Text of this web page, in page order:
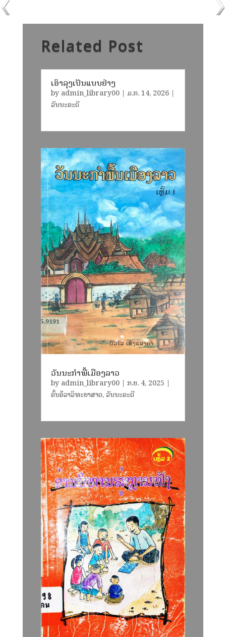
Related Post
ເອົາລຸງເປັນແບບຢ່າງ
by admin_library00| ມ.ກ. 14, 2026|
ວັນນະຄະດີ
ວັນນະກຳພື້ເມືອງລາວ
by admin_library00| ກ.ຍ. 4, 2025 |
ຄົ້ນຄ້ວາວິທະຍາສາດ,ວັນນະຄະດີ